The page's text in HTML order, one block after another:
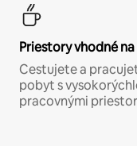
Priestory vhodné
Cestujete a
pobyt s
pracovnými